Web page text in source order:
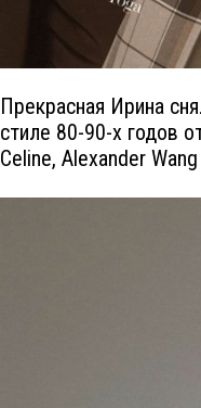
Прекрасная Ирина
стиле 80-90-х годов
Celine, Alexander